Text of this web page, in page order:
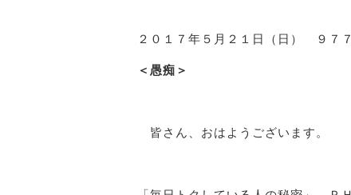
２０１７年５月２１日（日） ９７
＜愚痴＞
皆さん、おはようございます。